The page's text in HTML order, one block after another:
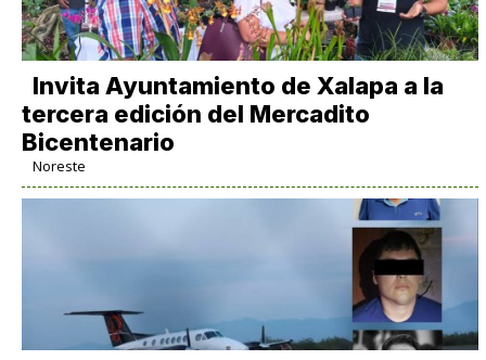
Invita Ayuntamiento de Xalapa a la
tercera edición del Mercadito
Bicentenario
Noreste